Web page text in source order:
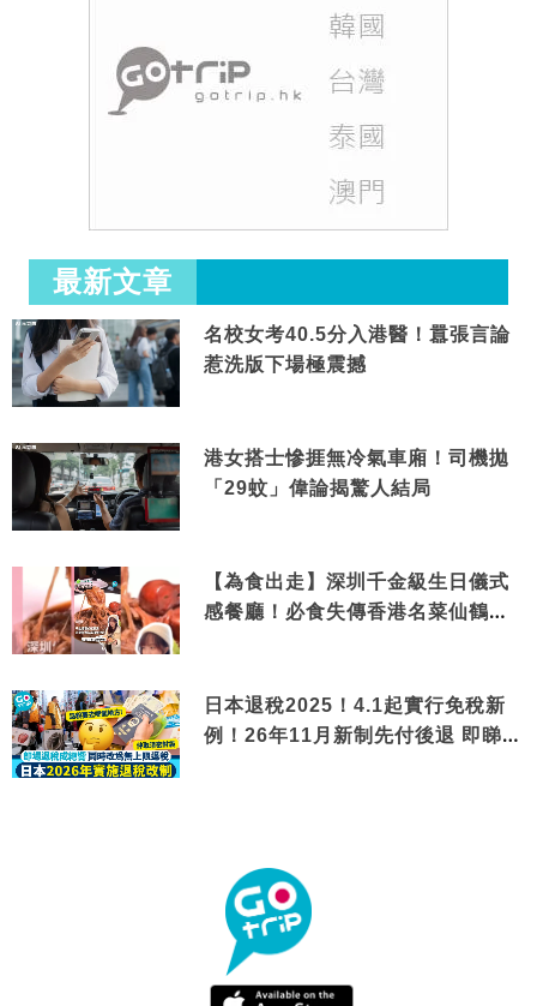
最新文章
名校女考40.5分入港醫！囂張言論
惹洗版下場極震撼
港女搭士慘捱無冷氣車廂！司機拋
「29蚊」偉論揭驚人結局
【為食出走】深圳千金級生日儀式
感餐廳！必食失傳香港名菜仙鶴神
日本退稅2025！4.1起實行免稅新
例！26年11月新制先付後退 即睇步